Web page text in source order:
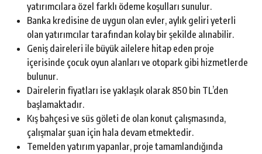
yatırımcılara özel farklı ödeme koşulları sunulur.
Banka kredisine de uygun olan evler, aylık geliri yeterli
olan yatırımcılar tarafından kolay bir şekilde alınabilir.
Geniş daireleri ile büyük ailelere hitap eden proje
içerisinde çocuk oyun alanları ve otopark gibi hizmetlerde
bulunur.
Dairelerin fiyatları ise yaklaşık olarak 850 bin TL’den
başlamaktadır.
Kış bahçesi ve süs göleti de olan konut çalışmasında,
çalışmalar şuan için hala devam etmektedir.
Temelden yatırım yapanlar, proje tamamlandığında